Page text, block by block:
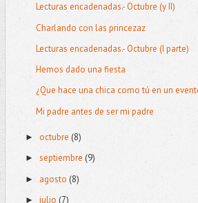
Lecturas encadenadas.- Octubre (y II)
Charlando con las princezaz
Lecturas encadenadas.- Octubre (I parte)
Hemos dado una fiesta
¿Que hace una chica como tú en un
Mi padre antes de ser mi padre
► octubre (8)
► septiembre (9)
► agosto (8)
► julio (7)